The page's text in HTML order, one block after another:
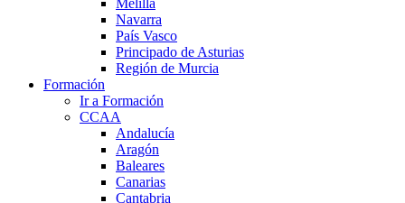
Navarra
País Vasco
Principado de Asturias
Región de Murcia
Formación
Ir a Formación
CCAA
Andalucía
Aragón
Baleares
Canarias
Cantabria